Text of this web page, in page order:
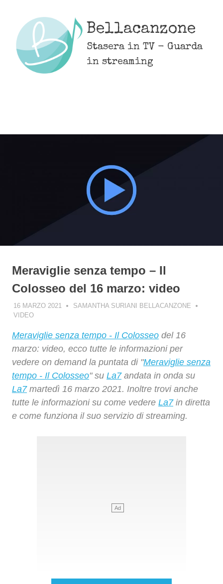
content
Bellacanzone
Stasera in TV - Guarda
in streaming
Meraviglie senza tempo – Il
Colosseo del 16 marzo: video
16 MARZO 2021
SAMANTHA SURIANI BELLACANZONE
VIDEO
Meraviglie senza tempo - Il Colosseo del 16
marzo: video, ecco tutte le informazioni per
vedere on demand la puntata di "Meraviglie senza
tempo - Il Colosseo" su La7andata in onda su
La7martedì 16 marzo 2021. Inoltre trovi anche
tutte le informazioni su come vedere La7in diretta
e come funziona il suo servizio di streaming.